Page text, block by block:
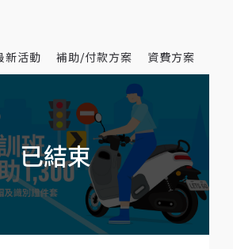
新活動 補助/付款方案 資費方案